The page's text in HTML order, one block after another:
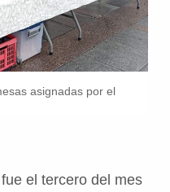
asignadas por el
el tercero del mes